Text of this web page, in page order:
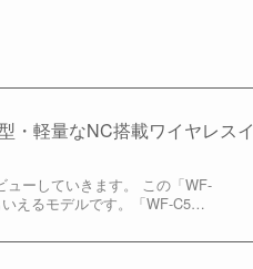
・軽量なNC搭載ワイヤレスイ
ューしていきます。 この「WF-
えるモデルです。「WF-C5…